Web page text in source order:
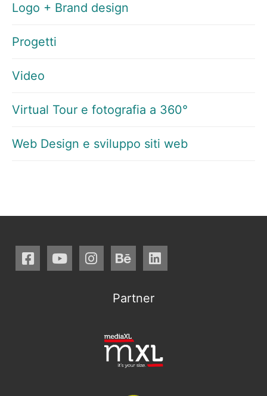
Logo + Brand design
Progetti
Video
Virtual Tour e fotografia a 360°
Web Design e sviluppo siti web
Partner